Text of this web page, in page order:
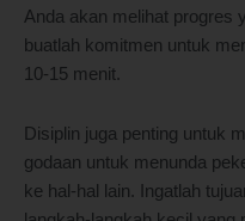
Anda akan melihat progres
buatlah komitmen untuk
10-15 menit.
Disiplin juga penting untuk
godaan untuk menunda
ke hal-hal lain. Ingatlah